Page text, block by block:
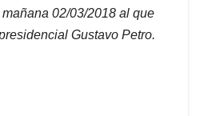
02/03/2018 al que
Gustavo Petro.